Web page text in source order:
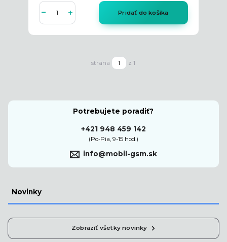
Pridať do košíka
strana z 1
Potrebujete poradiť?
+421 948 459 142
(Po-Pia, 9-15 hod.)
info@mobil-gsm.sk
Novinky
Zobraziť všetky novinky